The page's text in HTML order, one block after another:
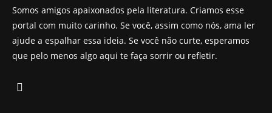
Somos amigos apaixonados pela literatura. Criamos esse
portal com muito carinho. Se você, assim como nós, ama ler
ajude a espalhar essa ideia. Se você não curte, esperamos
que pelo menos algo aqui te faça sorrir ou refletir.